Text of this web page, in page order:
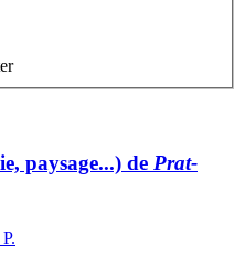
paysage...) de Prat-